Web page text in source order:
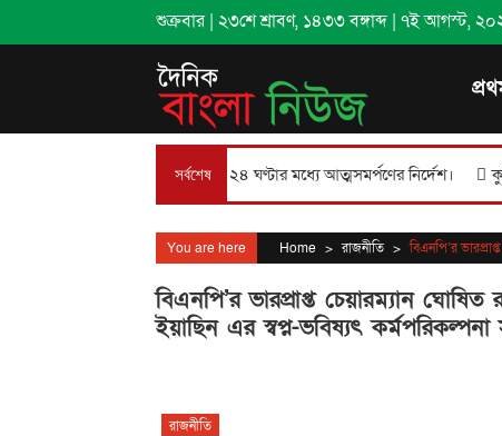
to
শুক্রবার| ২৩শে শ্রাবণ, ১৪৩৩ বঙ্গাব্দ | ৭ই আগস্ট,
সর্বশেষ
জামিন বাতিল, ২৪ ঘণ্টার মধ্যে আত্মসমর্পণের নির্দেশ। কুমিল্লা
You are here Home > রাজনীতি > বিএনপি’র
বিএনপি’র ভারপ্রাপ্ত চেয়ারম্যান
ইয়াছিন এর স্বপ্ন-ভবিষ্যৎ
রাজনীতি